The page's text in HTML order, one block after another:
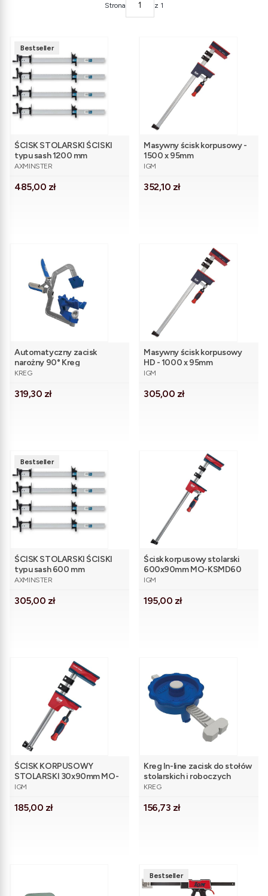
Strona z 1
Bestseller
ŚCISK STOLARSKI ŚCISKI
typu sash 1200 mm
REGULOWANE 4 szt.
PRODUCENT
AXMINSTER
Cena
485,00 zł
Masywny ścisk korpusowy -
1500 x 95mm
PRODUCENT
IGM
Cena
352,10 zł
Automatyczny zacisk
narożny 90° Kreg
PRODUCENT
KREG
Cena
319,30 zł
Masywny ścisk korpusowy
HD - 1000 x 95mm
PRODUCENT
IGM
Cena
305,00 zł
Bestseller
ŚCISK STOLARSKI ŚCISKI
typu sash 600 mm
REGULOWANE 4 szt.
PRODUCENT
AXMINSTER
Cena
305,00 zł
Ścisk korpusowy stolarski
600x90mm MO-KSMD60
PRODUCENT
IGM
Cena
195,00 zł
ŚCISK KORPUSOWY
STOLARSKI 30x90mm MO-
KSMD30
PRODUCENT
IGM
Cena
185,00 zł
Kreg In-line zacisk do stołów
stolarskich i roboczych
PRODUCENT
KREG
Cena
156,73 zł
Bestseller